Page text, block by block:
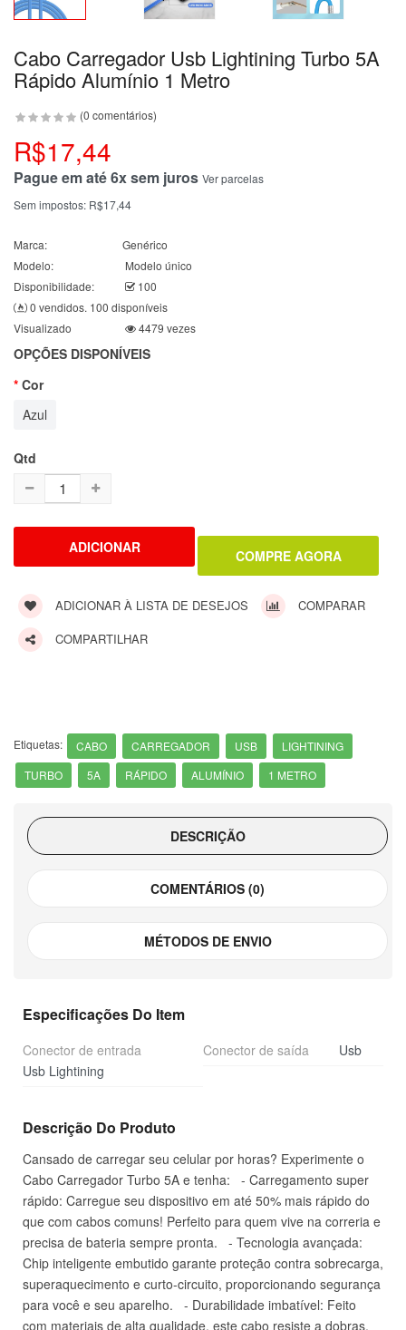
Cabo Carregador Usb Lightining Turbo 5A
Rápido Alumínio 1 Metro
(0 comentários)
R$17,44
Pague em até 6x sem juros Ver parcelas
Sem impostos: R$17,44
Marca:
Genérico
Modelo:
Modelo único
Disponibilidade:
100
0 vendidos. 100 disponíveis
Visualizado
4479 vezes
OPÇÕES DISPONÍVEIS
Cor
Azul
Qtd
ADICIONAR À LISTA DE DESEJOS
COMPARAR
COMPARTILHAR
Etiquetas: CABO CARREGADOR USB
LIGHTINING
TURBO
5A RÁPIDO ALUMÍNIO 1 METRO
DESCRIÇÃO
COMENTÁRIOS (0)
MÉTODOS DE ENVIO
Especificações Do Item
Conector de entrada
Usb Lightining
Conector de saída Usb
Descrição Do Produto
Cansado de carregar seu celular por horas? Experimente o
Cabo Carregador Turbo 5A e tenha: - Carregamento super
rápido: Carregue seu dispositivo em até 50% mais rápido do
que com cabos comuns! Perfeito para quem vive na correria e
precisa de bateria sempre pronta. - Tecnologia avançada:
Chip inteligente embutido garante proteção contra sobrecarga,
superaquecimento e curto-circuito, proporcionando segurança
para você e seu aparelho. - Durabilidade imbatível: Feito
com materiais de alta qualidade, este cabo resiste a dobras,